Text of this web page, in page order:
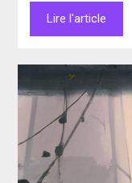
Lire l'article